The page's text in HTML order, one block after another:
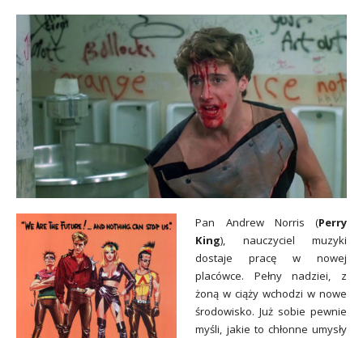
Pan Andrew Norris (Perry
King), nauczyciel muzyki
dostaje pracę w nowej
placówce. Pełny nadziei, z
żoną w ciąży wchodzi w nowe
środowisko. Już sobie pewnie
myśli, jakie to chłonne umysły